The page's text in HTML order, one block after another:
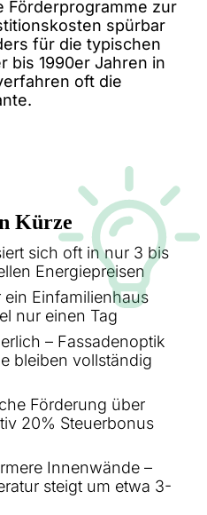
Förderprogramme zur
spürbar
für die typischen
bis 1990er Jahren in
oft die
Kürze
sich oft in nur 3 bis
Energiepreisen
Einfamilienhaus
nur einen Tag
– Fassadenoptik
bleiben vollständig
Förderung über
20% Steuerbonus
Innenwände –
steigt um etwa 3-